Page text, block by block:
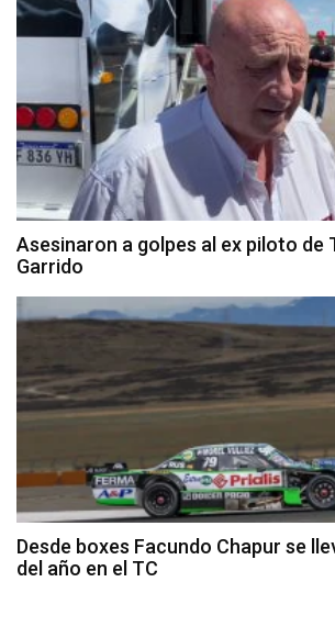
Asesinaron a golpes al ex piloto de
Garrido
Desde boxes Facundo Chapur se
del año en el TC